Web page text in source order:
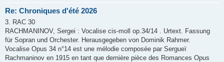
Re: Chroniques d'été 2026
3. RAC 30
RACHMANINOV, Sergei : Vocalise cis-moll op.34/14 . Urtext. Fassung
für Sopran und Orchester. Herausgegeben von Dominik Rahmer.
Vocalise Opus 34 n°14 est une mélodie composée par Sergueï
Rachmaninov en 1915 en tant que dernière pièce des Romances Opus